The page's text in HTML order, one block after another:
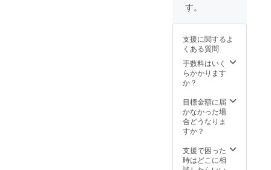
ン、紹
き 有効
期限：
2023年
12月31
日。 受
方法：
メール
でお送
りしま
来店時
に画面
を確認
す。
支援に関するよ
くある質問
手数料はいく
らかかります
か？
目標金額に届
かなかった場
合どうなりま
すか？
支援で困った
時はどこに相